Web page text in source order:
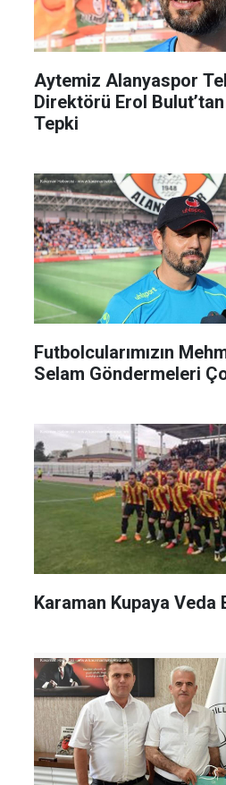
Aytemiz Alanyaspor
Direktörü Erol Bulut’tan
Tepki
Futbolcularımızın
Selam Göndermeleri
Karaman Kupaya Veda